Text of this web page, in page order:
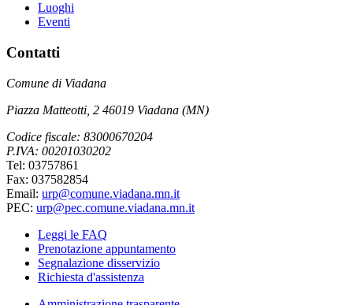
Luoghi
Eventi
Contatti
Comune di Viadana
Piazza Matteotti, 2 46019 Viadana (MN)
Codice fiscale: 83000670204
P.IVA: 00201030202
Tel: 03757861
Fax: 037582854
Email: urp@comune.viadana.mn.it
PEC: urp@pec.comune.viadana.mn.it
Leggi le FAQ
Prenotazione appuntamento
Segnalazione disservizio
Richiesta d'assistenza